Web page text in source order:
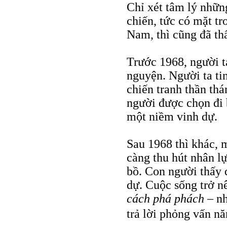
Chỉ xét tâm lý
chiến, tức có mặt
Nam, thì cũng đã
Trước 1968, người
nguyện. Người ta
chiến tranh thần
người được chọn đi
một niềm vinh dự.
Sau 1968 thì khác,
càng thu hút nhân
bồ. Con người thấy
dự. Cuộc sống trở
cách phá phách –
trả lời phỏng vấn